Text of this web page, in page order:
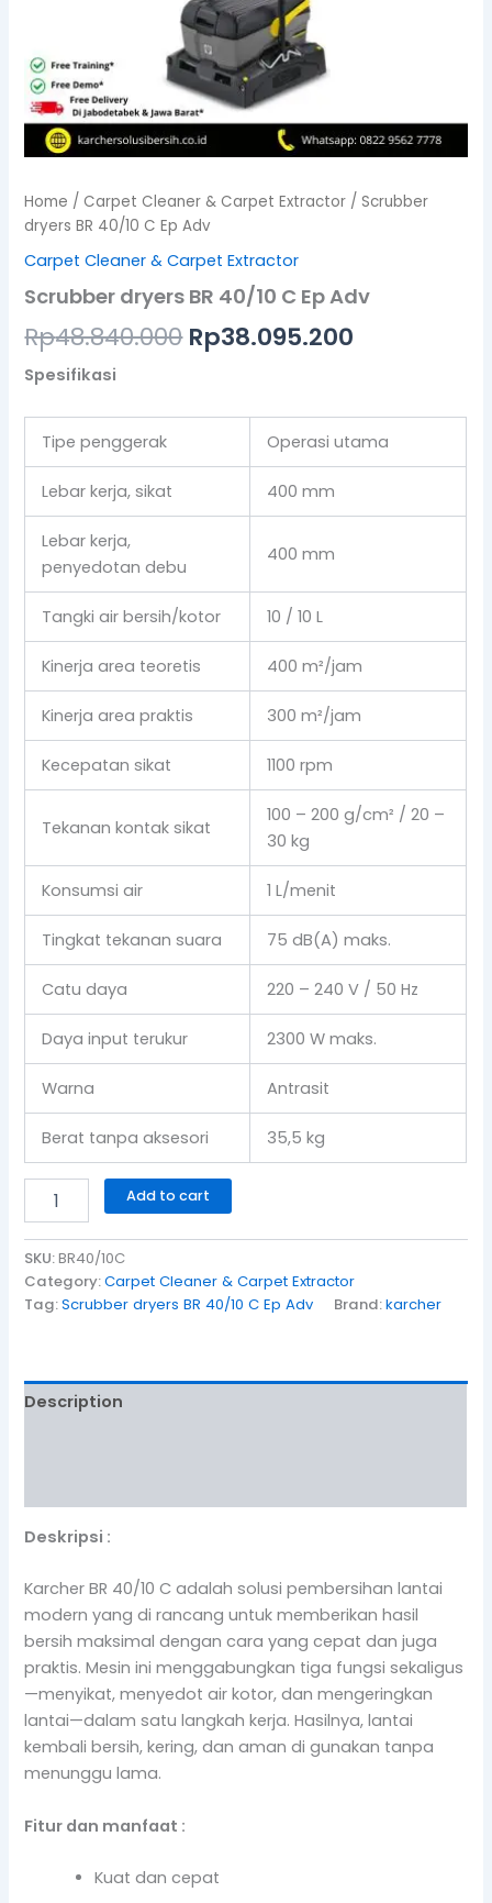
Home / Carpet Cleaner & Carpet Extractor / Scrubber
dryers BR 40/10 C Ep Adv
Carpet Cleaner & Carpet Extractor
Scrubber dryers BR 40/10 C Ep Adv
Rp48.840.000 Rp38.095.200
Spesifikasi
Tipe penggerak Operasi utama
Lebar kerja, sikat 400 mm
Lebar kerja,
penyedotan debu
400 mm
Tangki air bersih/kotor 10 / 10 L
Kinerja area teoretis 400 m²/jam
Kinerja area praktis 300 m²/jam
Kecepatan sikat 1100 rpm
Tekanan kontak sikat
100 – 200 g/cm² / 20 –
30 kg
Konsumsi air 1 L/menit
Tingkat tekanan suara 75 dB(A) maks.
Catu daya 220 – 240 V / 50 Hz
Daya input terukur 2300 W maks.
Warna Antrasit
Berat tanpa aksesori 35,5 kg
Add to cart
SKU:BR40/10C
Category:Carpet Cleaner & Carpet Extractor
Tag:Scrubber dryers BR 40/10 C Ep Adv Brand:karcher
Description
Deskripsi :
Karcher BR 40/10 C adalah solusi pembersihan lantai
modern yang di rancang untuk memberikan hasil
bersih maksimal dengan cara yang cepat dan juga
praktis. Mesin ini menggabungkan tiga fungsi sekaligus
—menyikat, menyedot air kotor, dan mengeringkan
lantai—dalam satu langkah kerja. Hasilnya, lantai
kembali bersih, kering, dan aman di gunakan tanpa
menunggu lama.
Fitur dan manfaat :
Kuat dan cepat